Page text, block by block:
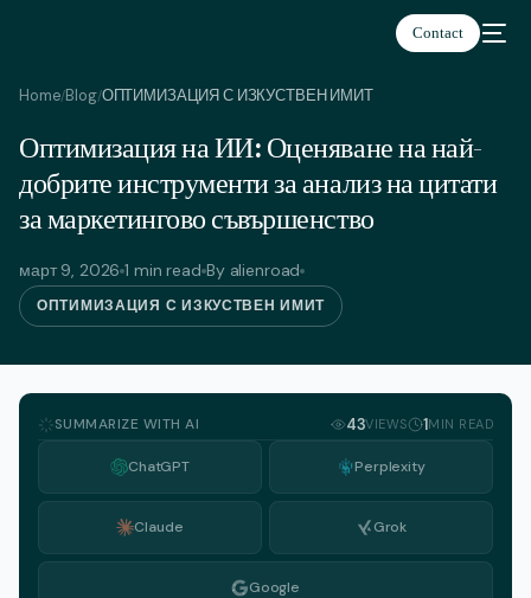
Contact
Home/Blog/ОПТИМИЗАЦИЯ С ИЗКУСТВЕН ИМИТ
Оптимизация на ИИ: Оценяване на най-
добрите инструменти за анализ на цитати
за маркетингово съвършенство
март 9, 2026 1 min read By alienroad
ОПТИМИЗАЦИЯ С ИЗКУСТВЕН ИМИТ
SUMMARIZE WITH AI 43VIEWS 1MIN READ
ChatGPT Perplexity
Claude Grok
Google
Български